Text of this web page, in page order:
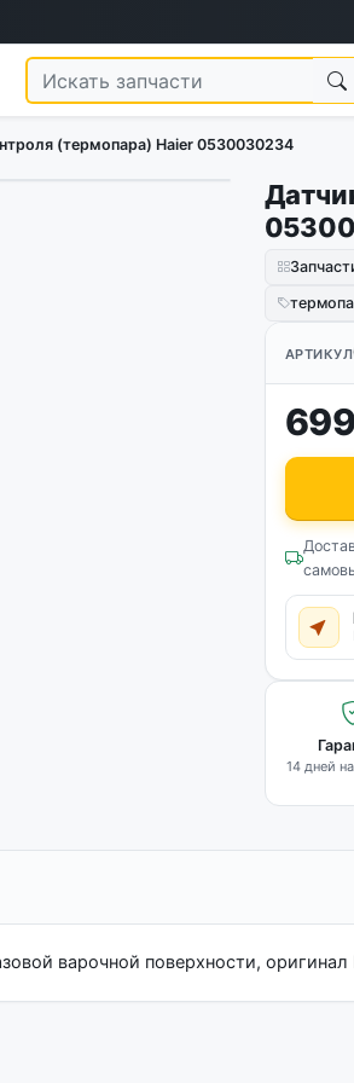
(термопара) Haier 0530030234
АРТИКУЛ
14 дней
варочной поверхности,